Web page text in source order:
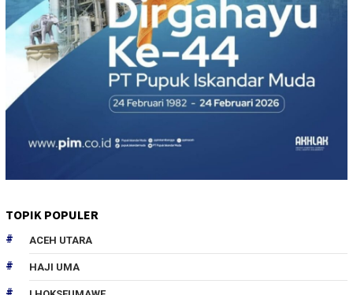
TOPIK POPULER
ACEH UTARA
HAJI UMA